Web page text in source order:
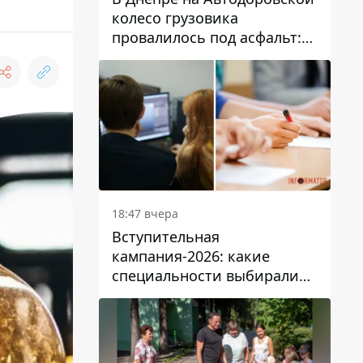
колесо грузовика
провалилось под асфальт:
движение заблокировано
18:47 вчера
Вступительная
кампания-2026: какие
специальности выбирали
абитуриенты в Украине